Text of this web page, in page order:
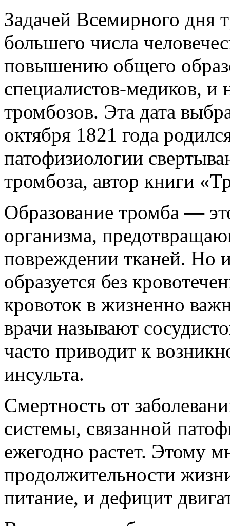
Задачей Всемирного дня
большего числа
повышению общего
специалистов-медиков, и
тромбозов. Эта дата
октября 1821 года
патофизиологии
тромбоза, автор книги
Образование тромба —
организма,
повреждении тканей. Но
образуется без
кровоток в жизненно
врачи называют
часто приводит к
инсульта.
Смертность от
системы, связанной
ежегодно растет. Этому
продолжительности
питание, и дефицит